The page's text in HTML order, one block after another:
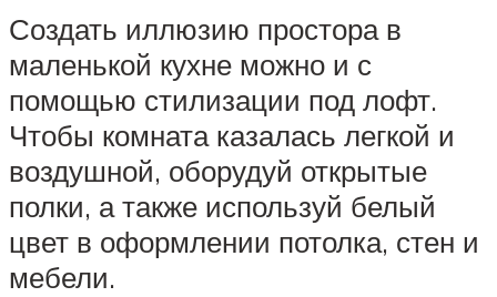
Создать иллюзию простора в
маленькой кухне можно и с
помощью стилизации под лофт.
Чтобы комната казалась легкой и
воздушной, оборудуй открытые
полки, а также используй белый
цвет в оформлении потолка, стен и
мебели.